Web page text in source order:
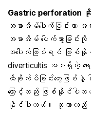
Gastric perforation
အစာအိမ်ပေါက်ခြင်းဟာ
အစာအိမ် ပေါက်သွားခြ
အပေါက်ဖြစ်ရင် ဖြစ်နို
diverticultis အစရှိတဲ့ ရေ
ထိခိုက်မိခြင်းတွေဖြစ်နဲ့
ကြောင့်လည်း ဖြစ်နိုင်ပါတ
နိုင်ပါတယ်။ သူဟာလည်း